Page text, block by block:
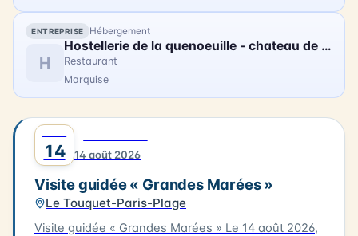
animations complètent la soirée. Tarifs : Gratuit pour
les moins de 3 ans ; Moins de 12 ans : 19 € ; Tarif
régulier : 35 €.
ENTREPRISE Hébergement
H
Hostellerie de la quenoeuille - chateau de ledquent
Restaurant
Marquise
14 14 août 2026
Visite guidée « Grandes Marées »
Le Touquet-Paris-Plage
Visite guidée « Grandes Marées » Le 14 août 2026,